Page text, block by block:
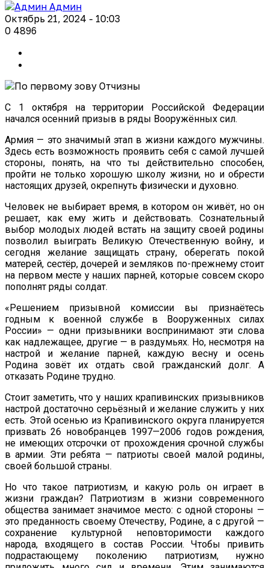
Админ
Октябрь 21, 2024 - 10:03
0 4896
С 1 октября на территории Российской Федерации
начался осенний призыв в ряды Вооружённых сил.
Армия — это значимый этап в жизни каждого мужчины.
Здесь есть возможность проявить себя с самой лучшей
стороны, понять, на что ты действительно способен,
пройти не только хорошую школу жизни, но и обрести
настоящих друзей, окрепнуть физически и духовно.
Человек не выбирает время, в котором он живёт, но он
решает, как ему жить и действовать. Сознательный
выбор молодых людей встать на защиту своей родины
позволил выиграть Великую Отечественную войну, и
сегодня желание защищать страну, оберегать покой
матерей, сестёр, дочерей и земляков по-прежнему стоит
на первом месте у наших парней, которые совсем скоро
пополнят ряды солдат.
«Решением призывной комиссии вы признаётесь
годным к военной службе в Вооруженных силах
России» — одни призывники воспринимают эти слова
как надлежащее, другие — в раздумьях. Но, несмотря на
настрой и желание парней, каждую весну и осень
Родина зовёт их отдать свой гражданский долг. А
отказать Родине трудно.
Стоит заметить, что у наших крапивинских призывников
настрой достаточно серьёзный и желание служить у них
есть. Этой осенью из Крапивинского округа планируется
призвать 26 новобранцев 1997—2006 годов рождения,
не имеющих отсрочки от прохождения срочной службы
в армии. Эти ребята — патриоты своей малой родины,
своей большой страны.
Но что такое патриотизм, и какую роль он играет в
жизни граждан? Патриотизм в жизни современного
общества занимает значимое место: с одной стороны —
это преданность своему Отечеству, Родине, а с другой —
сохранение культурной неповторимости каждого
народа, входящего в состав России. Чтобы привить
подрастающему поколению патриотизм, нужно